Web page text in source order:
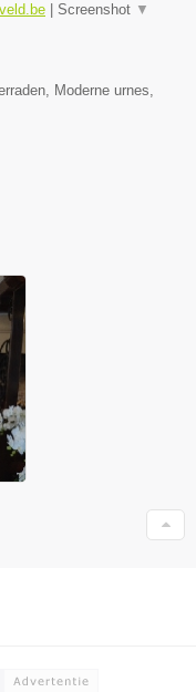
Screenshot ▼
Moderne urnes,